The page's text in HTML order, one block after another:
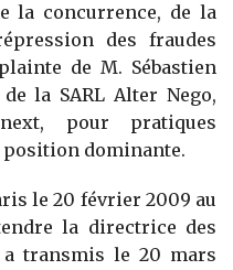
la concurrence, de la
des fraudes
de M. Sébastien
la SARL Alter Nego,
pour pratiques
dominante.
le 20 février 2009 au
la directrice des
transmis le 20 mars